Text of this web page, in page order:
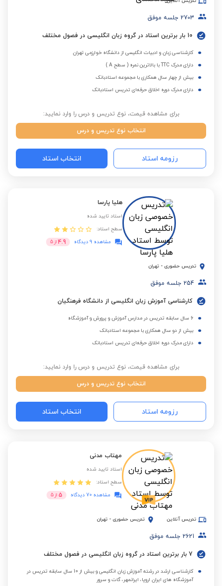
2703 جلسه موفق
10 بار برترین استاد در گروه زبان انگلیسی در فصول مختلف
کارشناسی زبان و ادبیات انگلیسی از دانشگاه خوارزمی تهران
دارای مدرک TTC با بالاترین نمره ( سطح A )
بیش از چهار سال همکاری با مجموعه استادبانک
دارای مدرک دوره اخلاق حرفه‌ای تدریس استادبانک
برای مشاهده قیمت، نوع تدریس و درس را وارد نمایید:
انتخاب نوع تدریس و درس
رزومه استاد انتخاب استاد
هلیا پارسا
استاد تایید شده
سطح استاد:
مشاهده 9 دیدگاه
4.9 از 5
تدریس حضوری - تهران
254 جلسه موفق
کارشناسی آموزش زبان انگلیسی از دانشگاه فرهنگیان
6 سال سابقه تدریس در مدارس آموزش و پرورش و آموزشگاه
بیش از دو سال همکاری با مجموعه استادبانک
دارای مدرک دوره اخلاق حرفه‌ای تدریس استادبانک
برای مشاهده قیمت، نوع تدریس و درس را وارد نمایید:
انتخاب نوع تدریس و درس
رزومه استاد انتخاب استاد
مهتاب مدنی
استاد تایید شده
سطح استاد:
مشاهده 70 دیدگاه
5 از 5
تدریس آنلاین تدریس حضوری - تهران
2621 جلسه موفق
7 بار برترین استاد در گروه زبان انگلیسی در فصول مختلف
کارشناسی ارشد در رشته آموزش زبان انگلیسی و بیش از 10 سال سابقه تدریس در
آموزشگاه های ایران اروپا، ایرانمهر، گات و سرور